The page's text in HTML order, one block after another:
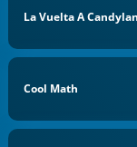
La Vuelta A
Cool Math